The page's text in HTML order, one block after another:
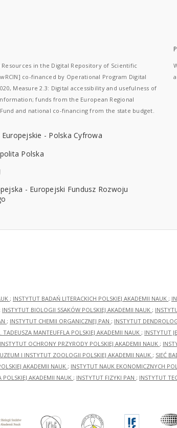
in the Digital Repository of Scientific
co-financed by Operational Program Digital
Measure 2.3: Digital accessibility and usefulness of
funds from the European Regional
and national co-financing from the state budget.
; INSTYTUT BADAŃ LITERACKICH POLSKIEJ AKADEMII NAUK ;
INSTYTUT BIOLOGII SSAKÓW POLSKIEJ AKADEMII NAUK ;
; INSTYTUT CHEMII ORGANICZNEJ PAN ; INSTYTUT
MANTEUFFLA POLSKIEJ AKADEMII NAUK ; INSTYTUT
INSTYTUT OCHRONY PRZYRODY POLSKIEJ AKADEMII NAUK ;
I INSTYTUT ZOOLOGII POLSKIEJ AKADEMII NAUK ; SIEĆ
AKADEMII NAUK ; INSTYTUT NAUK EKONOMICZNYCH
POLSKIEJ AKADEMII NAUK ; INSTYTUT FIZYKI PAN ; INSTYTUT